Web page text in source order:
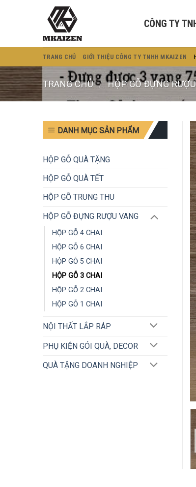
CÔNG TY
TRANG CHỦ GIỚI THIỆU CÔNG TY TNHH MKAIZEN
TRANG CHỦ / HỘP GỖ ĐỰNG
DANH MỤC SẢN PHẨM
HỘP GỖ QUÀ TẶNG
HỘP GỖ QUÀ TẾT
HỘP GỖ TRUNG THU
HỘP GỖ ĐỰNG RƯỢU VANG
HỘP GỖ 4 CHAI
HỘP GỖ 6 CHAI
HỘP GỖ 5 CHAI
HỘP GỖ 3 CHAI
HỘP GỖ 2 CHAI
HỘP GỖ 1 CHAI
NỘI THẤT LẮP RÁP
PHỤ KIỆN GÓI QUÀ, DECOR
QUÀ TẶNG DOANH NGHIỆP